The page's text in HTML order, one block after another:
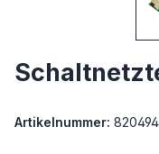
Artikelnummer: 820494